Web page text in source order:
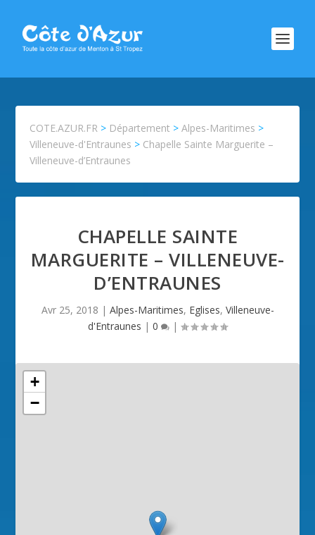
COTE.AZUR.FR > Département >Alpes-Maritimes >
Villeneuve-d'Entraunes > Chapelle Sainte Marguerite –
Villeneuve-d’Entraunes
CHAPELLE SAINTE
MARGUERITE – VILLENEUVE-
D’ENTRAUNES
Avr 25, 2018 | Alpes-Maritimes, Eglises, Villeneuve-
d'Entraunes | 0 |
+
−